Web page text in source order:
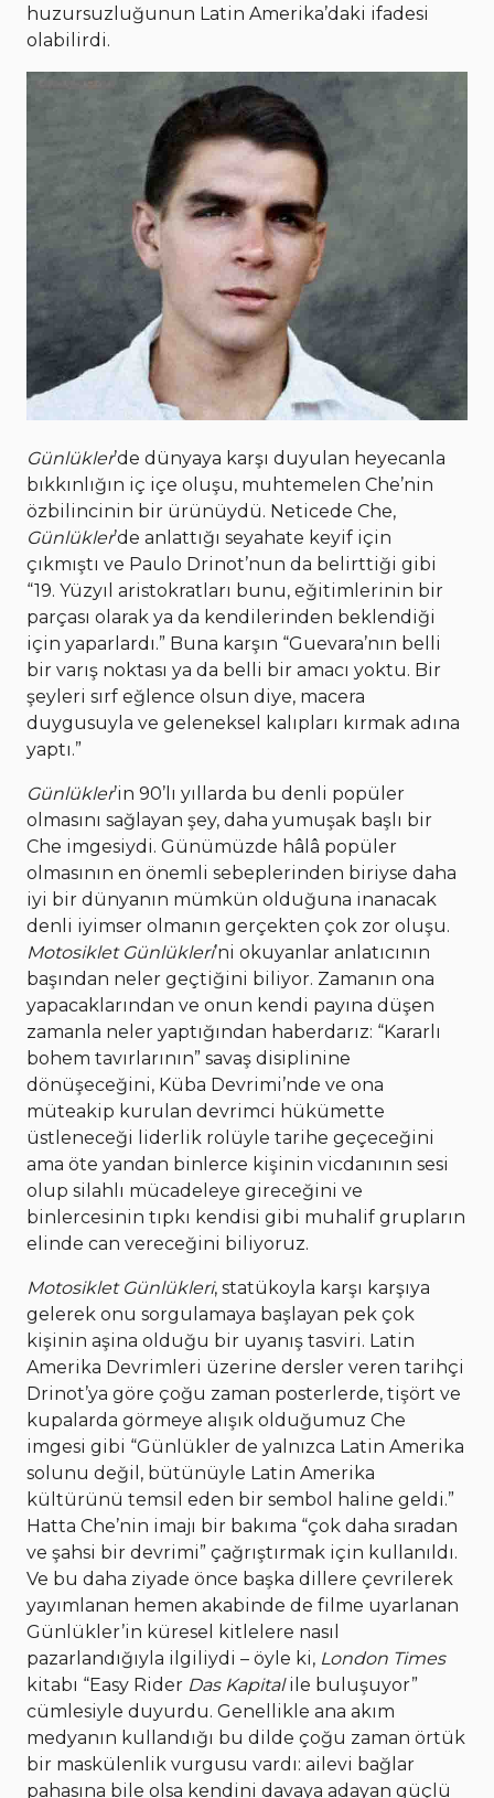
huzursuzluğunun Latin Amerika’daki ifadesi
olabilirdi.
Günlükler’de dünyaya karşı duyulan heyecanla
bıkkınlığın iç içe oluşu, muhtemelen Che’nin
özbilincinin bir ürünüydü. Neticede Che,
Günlükler’de anlattığı seyahate keyif için
çıkmıştı ve Paulo Drinot’nun da belirttiği gibi
“19. Yüzyıl aristokratları bunu, eğitimlerinin bir
parçası olarak ya da kendilerinden beklendiği
için yaparlardı.” Buna karşın “Guevara’nın belli
bir varış noktası ya da belli bir amacı yoktu. Bir
şeyleri sırf eğlence olsun diye, macera
duygusuyla ve geleneksel kalıpları kırmak adına
yaptı.”
Günlükler’in 90’lı yıllarda bu denli popüler
olmasını sağlayan şey, daha yumuşak başlı bir
Che imgesiydi. Günümüzde hâlâ popüler
olmasının en önemli sebeplerinden biriyse daha
iyi bir dünyanın mümkün olduğuna inanacak
denli iyimser olmanın gerçekten çok zor oluşu.
Motosiklet Günlükleri’ni okuyanlar anlatıcının
başından neler geçtiğini biliyor. Zamanın ona
yapacaklarından ve onun kendi payına düşen
zamanla neler yaptığından haberdarız: “Kararlı
bohem tavırlarının” savaş disiplinine
dönüşeceğini, Küba Devrimi’nde ve ona
müteakip kurulan devrimci hükümette
üstleneceği liderlik rolüyle tarihe geçeceğini
ama öte yandan binlerce kişinin vicdanının sesi
olup silahlı mücadeleye gireceğini ve
binlercesinin tıpkı kendisi gibi muhalif grupların
elinde can vereceğini biliyoruz.
Motosiklet Günlükleri, statükoyla karşı karşıya
gelerek onu sorgulamaya başlayan pek çok
kişinin aşina olduğu bir uyanış tasviri. Latin
Amerika Devrimleri üzerine dersler veren tarihçi
Drinot’ya göre çoğu zaman posterlerde, tişört ve
kupalarda görmeye alışık olduğumuz Che
imgesi gibi “Günlükler de yalnızca Latin Amerika
solunu değil, bütünüyle Latin Amerika
kültürünü temsil eden bir sembol haline geldi.”
Hatta Che’nin imajı bir bakıma “çok daha sıradan
ve şahsi bir devrimi” çağrıştırmak için kullanıldı.
Ve bu daha ziyade önce başka dillere çevrilerek
yayımlanan hemen akabinde de filme uyarlanan
Günlükler’in küresel kitlelere nasıl
pazarlandığıyla ilgiliydi – öyle ki, London Times
kitabı “Easy Rider Das Kapitalile buluşuyor”
cümlesiyle duyurdu. Genellikle ana akım
medyanın kullandığı bu dilde çoğu zaman örtük
bir maskülenlik vurgusu vardı: ailevi bağlar
pahasına bile olsa kendini davaya adayan güçlü